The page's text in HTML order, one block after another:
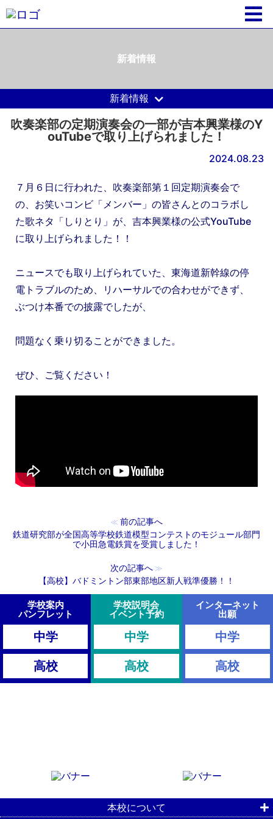
新着情報
新着情報
吹奏楽部の定期演奏会の一部が吉本興業様のY
ouTubeで取り上げられました！
2024.08.23
７月６日に行われた、吹奏楽部第１回定期演奏会で
の、お笑いコンビ「メンバー」の皆さんとのコラボし
た歌ネタ「しりとり」が、吉本興業様の公式YouTube
に取り上げられました！！
ニュースでも取り上げられていた、東海道新幹線の停
電トラブルのため、リハーサルでの合わせができず、
ぶつけ本番での披露でしたが、
問題なく乗り切ることができました。
ぜひ、ご覧ください！
≪ 前の記事へ
鉄道研究部が全国高等学校鉄道模型コンテストのモジュール部門
で小田急電鉄賞を受賞しました！
次の記事へ ≫
【高校】バドミントン部東部地区新人戦準優勝！！
学校案内
パンフレット
中学
高校
学校説明会
イベント予約
中学
高校
インターネット
出願
中学
高校
本校について